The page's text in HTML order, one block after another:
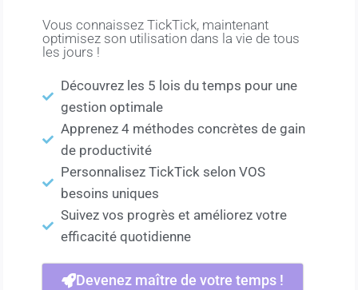
Vous connaissez TickTick, maintenant
optimisez son utilisation dans la vie de tous
les jours !
Découvrez les 5 lois du temps pour une
gestion optimale
Apprenez 4 méthodes concrètes de gain
de productivité
Personnalisez TickTick selon VOS
besoins uniques
Suivez vos progrès et améliorez votre
efficacité quotidienne
Devenez maître de votre temps !